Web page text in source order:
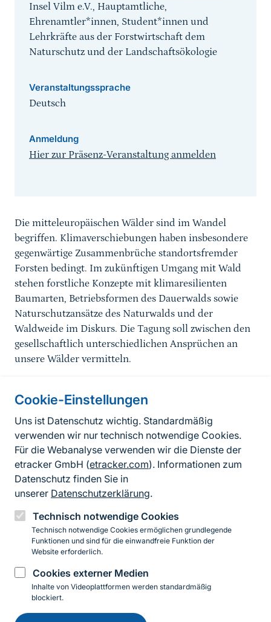
Cookie-Einstellungen
Uns ist Datenschutz wichtig. Standardmäßig
verwenden wir nur technisch notwendige Cookies.
Für die Webanalyse verwenden wir die Dienste der
etracker GmbH (etracker.com). Informationen zum
Datenschutz finden Sie in
unserer Datenschutzerklärung.
Technisch notwendige Cookies
Technisch notwendige Cookies ermöglichen grundlegende
Funktionen und sind für die einwandfreie Funktion der
Website erforderlich.
Cookies externer Medien
Inhalte von Videoplattformen werden standardmäßig
blockiert.
Einwilligung
Insel Vilm e.V., Hauptamtliche,
Ehrenamtler*innen, Student*innen und
Lehrkräfte aus der Forstwirtschaft dem
Naturschutz und der Landschaftsökologie
Veranstaltungssprache
Deutsch
Anmeldung
Hier zur Präsenz-Veranstaltung anmelden
Die mitteleuropäischen Wälder sind im Wandel
begriffen. Klimaverschiebungen haben insbesondere
gegenwärtige Zusammenbrüche standortsfremder
Forsten bedingt. Im zukünftigen Umgang mit Wald
stehen forstliche Konzepte mit klimaresilienten
Baumarten, Betriebsformen des Dauerwalds sowie
Naturschutzansätze des Naturwalds und der
Waldweide im Diskurs. Die Tagung soll zwischen den
gesellschaftlich unterschiedlichen Ansprüchen an
unsere Wälder vermitteln.
Informationen zur Seite
FußzeileKontakt zum BfN
Kontaktformular
Erklärung zur Barrierefreiheit
Impressum
Datenschutz
InstagramFacebookYouTubeLinkedIn